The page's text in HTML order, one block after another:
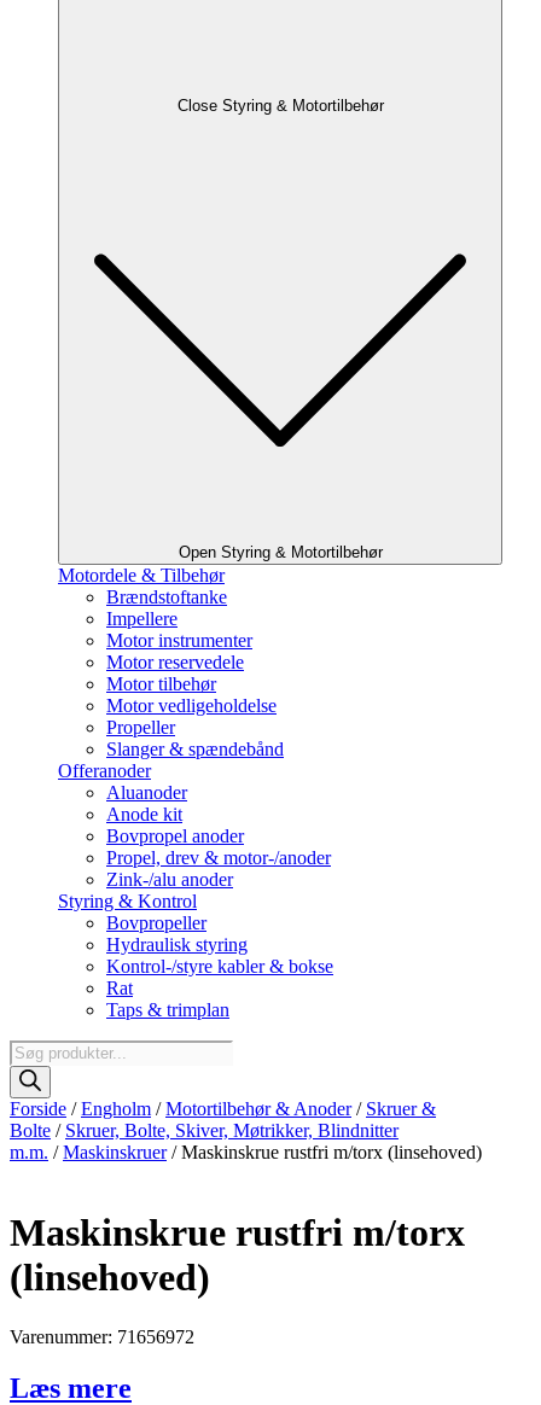
Close Styring & Motortilbehør
Open Styring & Motortilbehør
Motordele & Tilbehør
Brændstoftanke
Impellere
Motor instrumenter
Motor reservedele
Motor tilbehør
Motor vedligeholdelse
Propeller
Slanger & spændebånd
Offeranoder
Aluanoder
Anode kit
Bovpropel anoder
Propel, drev & motor-/anoder
Zink-/alu anoder
Styring & Kontrol
Bovpropeller
Hydraulisk styring
Kontrol-/styre kabler & bokse
Rat
Taps & trimplan
Products
search
Forside /Engholm /Motortilbehør & Anoder/ Skruer &
Bolte / Skruer, Bolte, Skiver, Møtrikker, Blindnitter
m.m. /Maskinskruer/ Maskinskrue rustfri m/torx (linsehoved)
Maskinskrue rustfri m/torx
(linsehoved)
Varenummer: 71656972
Læs mere